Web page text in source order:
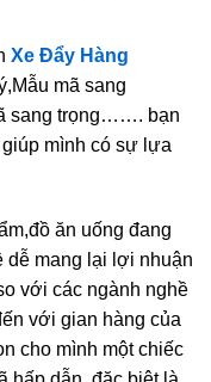
Xe Đẩy Hàng
mã sang
sang trọng……. bạn
mình có sự lựa
ăn uống đang
dễ mang lại lợi nhuận
với các ngành nghề
với gian hàng của
cho mình một chiếc